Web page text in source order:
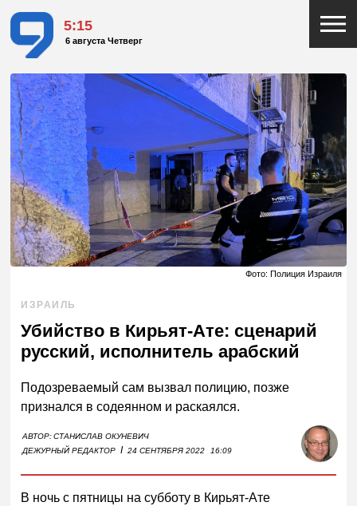
5:15
6 августа Четверг
Фото: Полиция Израиля
ИЗРАИЛЬ
Убийство в Кирьят-Ате: сценарий
русский, исполнитель арабский
Подозреваемый сам вызвал полицию, позже
признался в содеянном и раскаялся.
АВТОР:СТАНИСЛАВ ОКУНЕВИЧ
ДЕЖУРНЫЙ РЕДАКТОР I 24 СЕНТЯБРЯ 2022 16:09
В ночь с пятницы на субботу в Кирьят-Ате